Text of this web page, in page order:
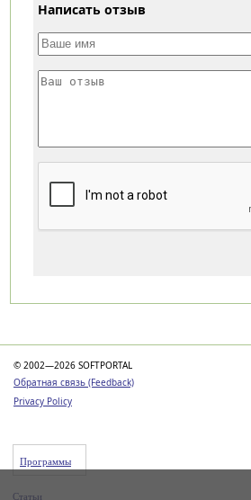
Написать отзыв
© 2002—2026 SOFTPORTAL
Обратная связь (Feedback)
Privacy Policy
Программы
Статьи